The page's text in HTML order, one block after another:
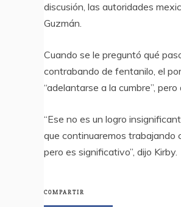
discusión, las autoridades
Guzmán.
Cuando se le preguntó qué
contrabando de fentanilo, el
“adelantarse a la cumbre”,
“Ese no es un logro
que continuaremos trabajando
pero es significativo”, dijo Kirby.
COMPARTIR